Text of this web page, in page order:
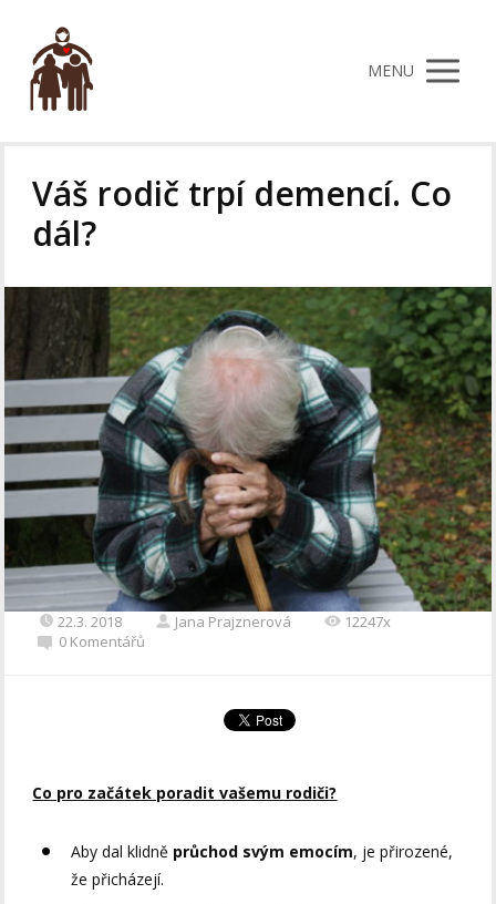
MENU
Váš rodič trpí demencí. Co
dál?
22.3. 2018 Jana Prajznerová
12247x
0 Komentářů
Co pro začátek poradit vašemu rodiči?
Aby dal klidně průchod svým emocím, je přirozené,
že přicházejí.